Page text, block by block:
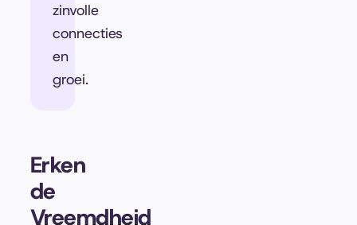
zinvolle
connecties
en
groei.
Erken
de
Vreemdheid